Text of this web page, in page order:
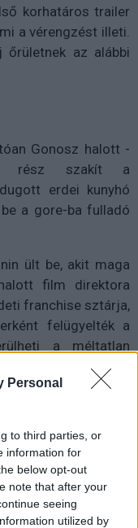
Personal
to third parties, or
information for
below opt-out
note that after your
seeing
utilized by
korhatáros trailer
a vérengzést illeti.
az alábbi
Gonosz halott -
rész szakít a
erdei kunyhó
a gore-ba fulladó
ült be, akit maga
film direktora
franchise sztárja,
felügyelték a
a méltatlan